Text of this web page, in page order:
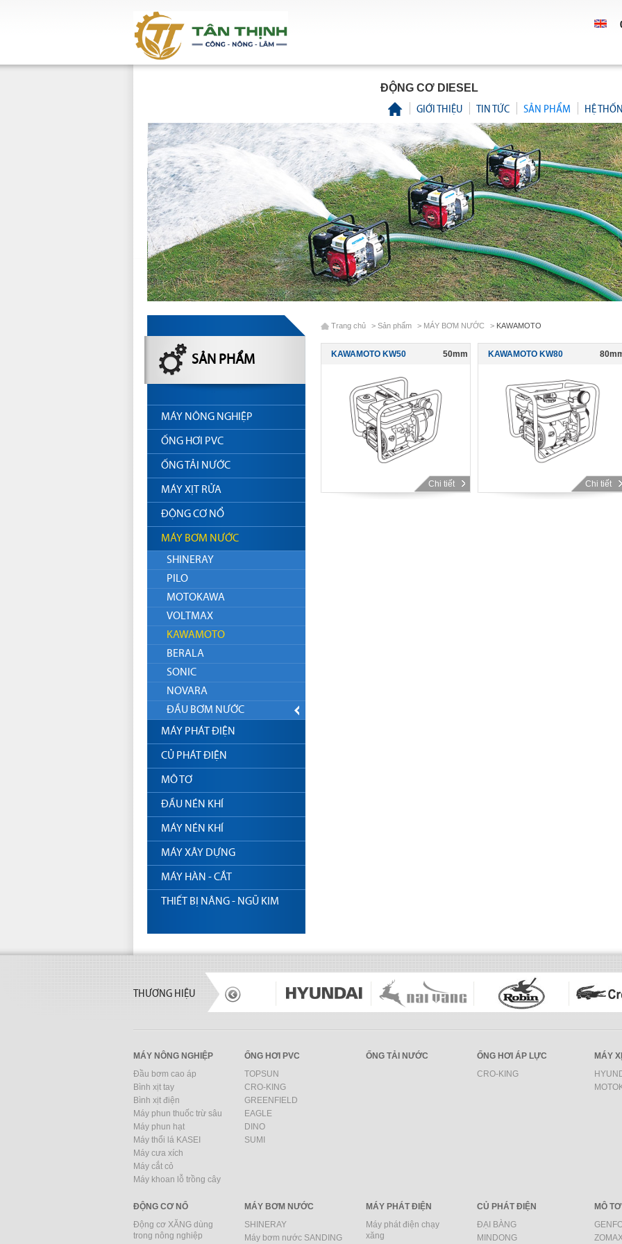
ĐỘNG CƠ DIESEL
GIỚI THIỆU TIN TỨC SẢN PHẨM HỆ
SẢN PHẨM
MÁY NÔNG NGHIỆP
ỐNG HƠI PVC
ỐNG TẢI NƯỚC
MÁY XỊT RỬA
ĐỘNG CƠ NỔ
MÁY BƠM NƯỚC
SHINERAY
PILO
MOTOKAWA
VOLTMAX
KAWAMOTO
BERALA
SONIC
NOVARA
ĐẦU BƠM NƯỚC
MÁY PHÁT ĐIỆN
CỦ PHÁT ĐIỆN
MÔ TƠ
ĐẦU NÉN KHÍ
MÁY NÉN KHÍ
MÁY XÂY DỰNG
MÁY HÀN - CẮT
THIẾT BỊ NÂNG - NGŨ KIM
Trang chủ > Sản phẩm > MÁY BƠM NƯỚC > KAWAMOTO
KAWAMOTO KW50 50mm
Chi tiết
KAWAMOTO KW80
Chi tiết
THƯƠNG HIỆU
MÁY NÔNG NGHIỆP
Đầu bơm cao áp
Bình xịt tay
Bình xịt điện
Máy phun thuốc trừ sâu
Máy phun hạt
Máy thổi lá KASEI
Máy cưa xích
Máy cắt cỏ
Máy khoan lỗ trồng cây
ỐNG HƠI PVC
TOPSUN
CRO-KING
GREENFIELD
EAGLE
DINO
SUMI
ỐNG TẢI NƯỚC
ỐNG HƠI ÁP LỰC
CRO-KING
MÁY
ĐỘNG CƠ NỔ
Động cơ XĂNG dùng
trong nông nghiệp
MÁY BƠM NƯỚC
SHINERAY
Máy bơm nước SANDING
MÁY PHÁT ĐIỆN
Máy phát điện chạy
xăng
CỦ PHÁT ĐIỆN
ĐẠI BÀNG
MINDONG
MÔ TƠ